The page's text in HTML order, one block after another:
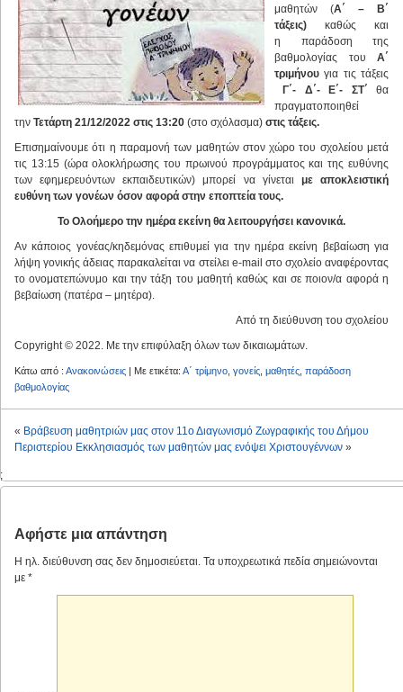
μαθητών (Α΄ – Β΄
τάξεις) καθώς και
η παράδοση της
βαθμολογίας του Α΄
τριμήνου για τις τάξεις
Γ΄- Δ΄- Ε΄- ΣΤ΄
θα
πραγματοποιηθεί
την Τετάρτη 21/12/2022 στις 13:20 (στο σχόλασμα) στις τάξεις.
Επισημαίνουμε ότι η παραμονή των μαθητών στον χώρο του σχολείου μετά
τις 13:15 (ώρα ολοκλήρωσης του πρωινού προγράμματος και της ευθύνης
των εφημερευόντων εκπαιδευτικών) μπορεί να γίνεται με αποκλειστική
ευθύνη των γονέων όσον αφορά στην εποπτεία τους.
Το Ολοήμερο την ημέρα εκείνη θα λειτουργήσει κανονικά.
Αν κάποιος γονέας/κηδεμόνας επιθυμεί για την ημέρα εκείνη βεβαίωση για
λήψη γονικής άδειας παρακαλείται να στείλει e-mail στο σχολείο αναφέροντας
το ονοματεπώνυμο και την τάξη του μαθητή καθώς και σε ποιον/α αφορά η
βεβαίωση (πατέρα – μητέρα).
Από τη διεύθυνση του σχολείου
Copyright © 2022. Με την επιφύλαξη όλων των δικαιωμάτων.
Κάτω από : Ανακοινώσεις | Με ετικέτα: Α΄ τρίμηνο γονείς μαθητές παράδοση
βαθμολογίας
« Βράβευση μαθητριών μας στον 11ο Διαγωνισμό Ζωγραφικής του Δήμου
Περιστερίου Εκκλησιασμός των μαθητών μας ενόψει Χριστουγέννων »
;
Αφήστε μια απάντηση
Η ηλ. διεύθυνση σας δεν δημοσιεύεται. Τα υποχρεωτικά πεδία σημειώνονται
με *